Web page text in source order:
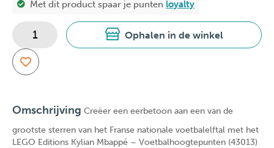
Met dit product spaar je punten loyalty
Ophalen in de winkel
Omschrijving Creëer een eerbetoon aan een van de
grootste sterren van het Franse nationale voetbalelftal met het
LEGO Editions Kylian Mbappé – Voetbalhoogtepunten (43013)